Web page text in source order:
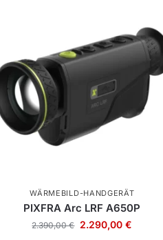
WÄRMEBILD-HANDGERÄT
PIXFRA Arc LRF A650P
2.390,00€ 2.290,00€